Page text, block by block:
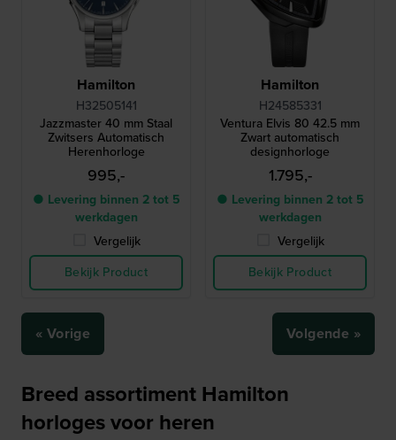
Hamilton
H32505141
Jazzmaster 40 mm Staal
Zwitsers Automatisch
Herenhorloge
995,-
● Levering binnen 2 tot 5
werkdagen
Vergelijk
Bekijk Product
Hamilton
H24585331
Ventura Elvis 80 42.5 mm
Zwart automatisch
designhorloge
1.795,-
● Levering binnen 2 tot 5
werkdagen
Vergelijk
Bekijk Product
« Vorige Volgende »
Breed assortiment Hamilton
horloges voor heren